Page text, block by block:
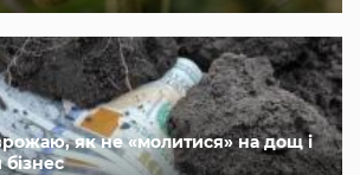
як не «молитися» на дощ і
бізнес